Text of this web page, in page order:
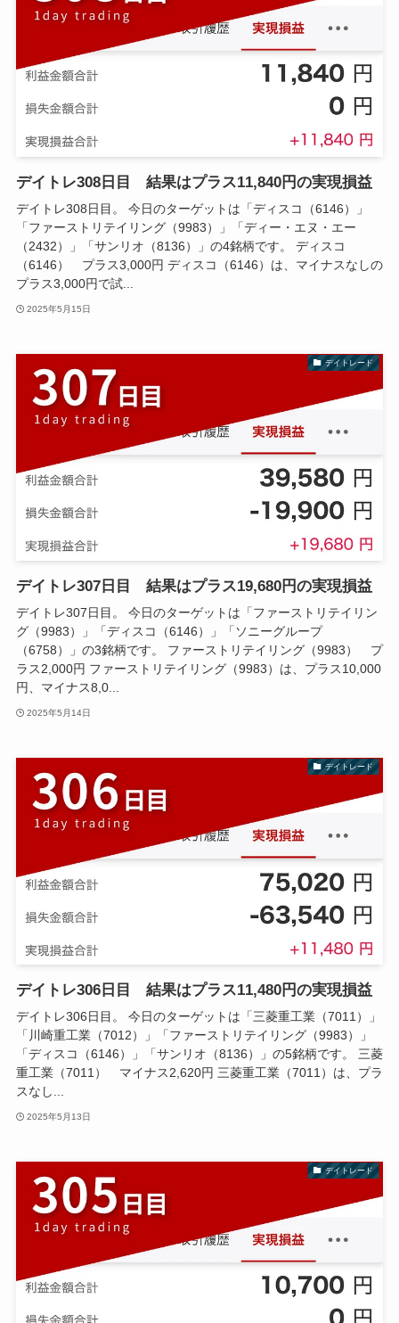
デイトレ308日目 結果はプラス11,840円の実現損益
デイトレ308日目。 今日のターゲットは「ディスコ（6146）」
「ファーストリテイリング（9983）」「ディー・エヌ・エー
（2432）」「サンリオ（8136）」の4銘柄です。 ディスコ
（6146） プラス3,000円 ディスコ（6146）は、マイナスなしの
プラス3,000円で試...
2025年5月15日
デイトレード
デイトレ307日目 結果はプラス19,680円の実現損益
デイトレ307日目。 今日のターゲットは「ファーストリテイリン
グ（9983）」「ディスコ（6146）」「ソニーグループ
（6758）」の3銘柄です。 ファーストリテイリング（9983） プ
ラス2,000円 ファーストリテイリング（9983）は、プラス10,000
円、マイナス8,0...
2025年5月14日
デイトレード
デイトレ306日目 結果はプラス11,480円の実現損益
デイトレ306日目。 今日のターゲットは「三菱重工業（7011）」
「川崎重工業（7012）」「ファーストリテイリング（9983）」
「ディスコ（6146）」「サンリオ（8136）」の5銘柄です。 三菱
重工業（7011） マイナス2,620円 三菱重工業（7011）は、プラ
スなし...
2025年5月13日
デイトレード